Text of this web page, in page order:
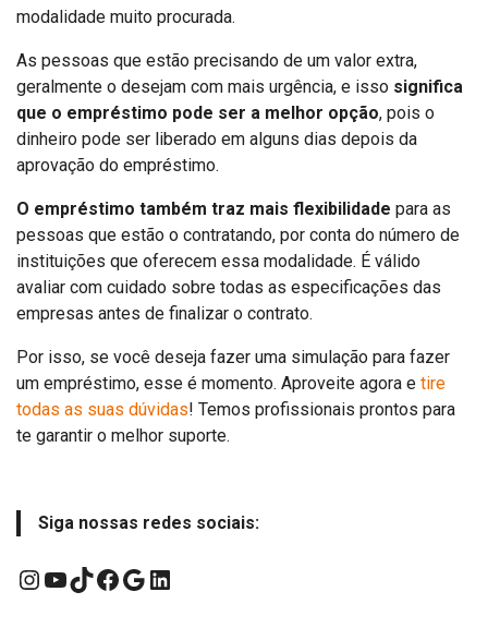
modalidade muito procurada.
As pessoas que estão precisando de um valor extra,
geralmente o desejam com mais urgência, e isso significa
que o empréstimo pode ser a melhor opção, pois o
dinheiro pode ser liberado em alguns dias depois da
aprovação do empréstimo.
O empréstimo também traz mais flexibilidade para as
pessoas que estão o contratando, por conta do número de
instituições que oferecem essa modalidade. É válido
avaliar com cuidado sobre todas as especificações das
empresas antes de finalizar o contrato.
Por isso, se você deseja fazer uma simulação para fazer
um empréstimo, esse é momento. Aproveite agora e tire
todas as suas dúvidas! Temos profissionais prontos para
te garantir o melhor suporte.
Siga nossas redes sociais:
Instagram
YouTube
TikTok
Facebook
Google
LinkedIn